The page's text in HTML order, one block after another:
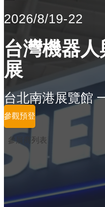
2026/8/19-22
台灣機器
展
台北南港展覽館
參觀預登
參展商列表